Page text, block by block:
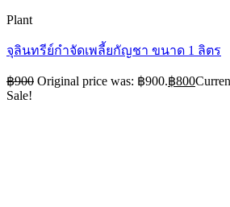
Plant
จุลินทรีย์กำจัดเพลี้ยกัญชา ขนาด 1 ลิตร
฿900 Original price was: ฿900.฿800
Sale!